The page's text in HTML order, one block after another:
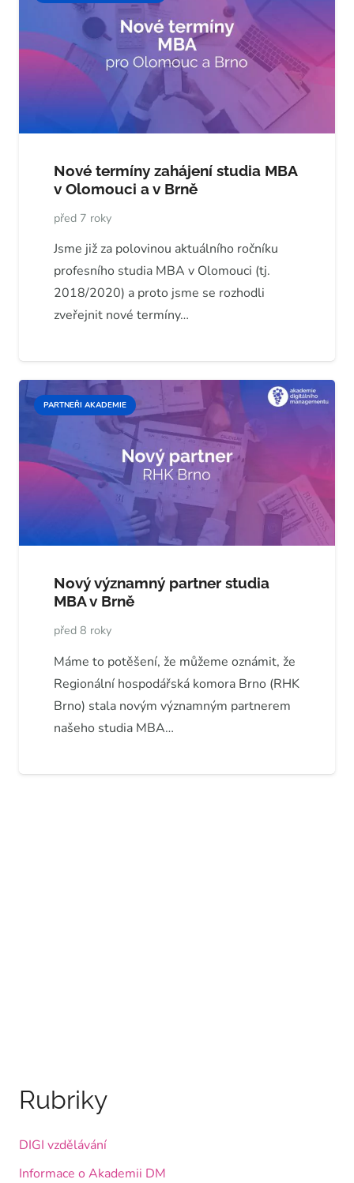
Nové termíny zahájení studia MBA
v Olomouci a v Brně
před 7 roky
Jsme již za polovinou aktuálního ročníku
profesního studia MBA v Olomouci (tj.
2018/2020) a proto jsme se rozhodli
zveřejnit nové termíny…
PARTNEŘI AKADEMIE
Nový významný partner studia
MBA v Brně
před 8 roky
Máme to potěšení, že můžeme oznámit, že
Regionální hospodářská komora Brno (RHK
Brno) stala novým významným partnerem
našeho studia MBA…
Rubriky
DIGI vzdělávání
Informace o Akademii DM